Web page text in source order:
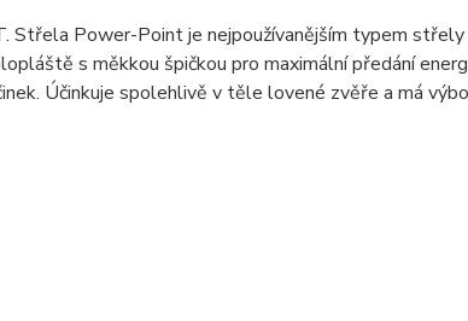
Power-Point je nejpoužívanějším typem střely
s měkkou špičkou pro maximální předání
Účinkuje spolehlivě v těle lovené zvěře a má